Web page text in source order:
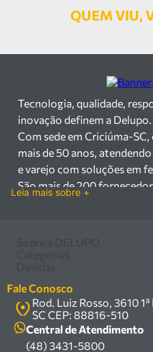
QUEM VIU,
Tecnologia, qualidade,
inovação definem a Delupo.
Com sede em Criciúma-SC,
mais de 50 anos,
e varejo com soluções em
São mais de 200
equipamentos industriais
Criciúma – SC, atendemos os
setores industrial e
produtos à pronta entrega.
Trabalhamos com mais de
Leia mais sobre +
Marcas
Política de privacidade
Política de entrega
Termos e condições
Serra circular
Compressor
Caixa Organizadora
Carrinho Armazém
Como comprar
Central de ajuda
Troca, devolução e garantia
Fale Conosco
Rod. Luiz Rosso, 3610
SC CEP: 88816-510
Central de Atendimento
(48) 3431-5800